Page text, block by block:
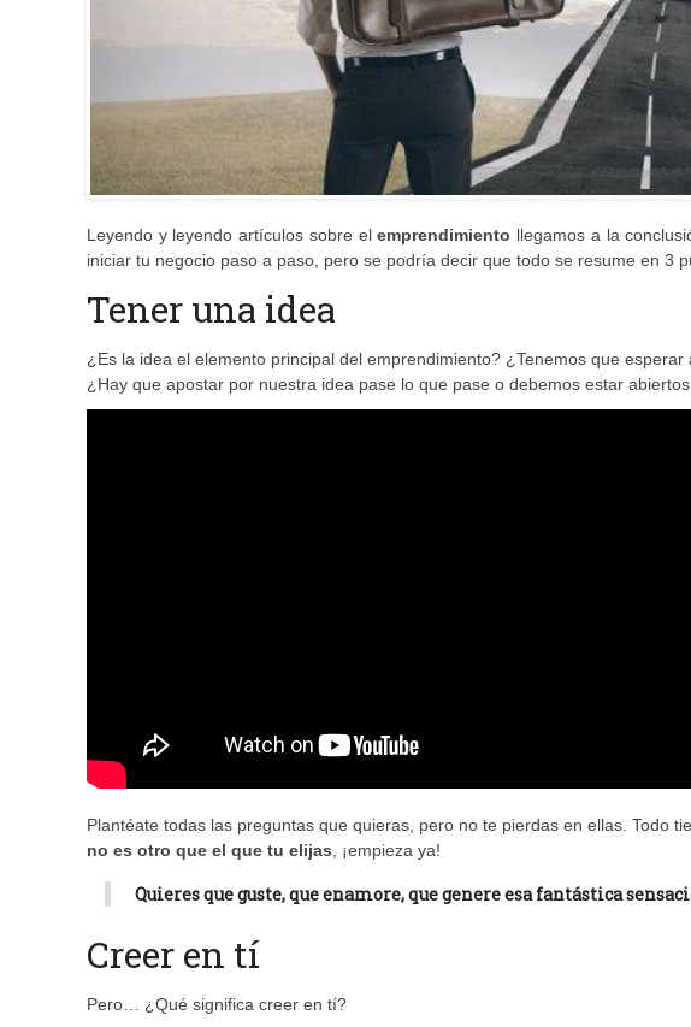
Leyendo y leyendo artículos sobre elemprendimiento llegamos a la
iniciar tu negocio paso a paso, pero se podría decir que todo se resume en 3
Tener una idea
¿Es la idea el elemento principal del emprendimiento? ¿Tenemos que
¿Hay que apostar por nuestra idea pase lo que pase o debemos estar
Plantéate todas las preguntas que quieras, pero no te pierdas en ellas. Todo
no es otro que el que tu elijas, ¡empieza ya!
Quieres que guste, que enamore, que genere esa fantástica
Creer en tí
Pero… ¿Qué significa creer en tí?